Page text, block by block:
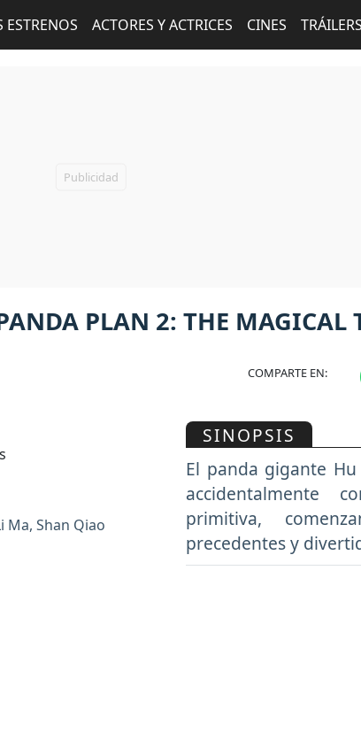
ACTORES Y ACTRICES CINES TRÁILERS
PLAN 2: THE MAGICAL
COMPARTE EN:
Ma, Shan Qiao
SINOPSIS
El panda gigante
accidentalmente
primitiva,
precedentes y